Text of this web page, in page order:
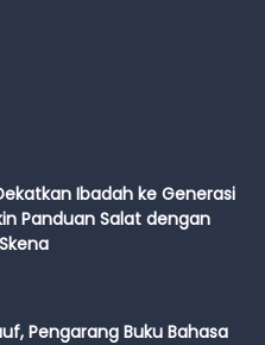
Ibadah ke Generasi
Panduan Salat dengan
Pengarang Buku Bahasa